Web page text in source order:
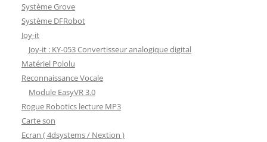
Système Grove
Système DFRobot
Joy-it
Joy-it : KY-053 Convertisseur analogique digital
Matériel Pololu
Reconnaissance Vocale
Module EasyVR 3.0
Rogue Robotics lecture MP3
Carte son
Ecran ( 4dsystems / Nextion )